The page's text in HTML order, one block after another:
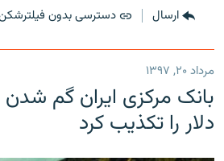
ارسال دسترسی بدون
مرداد ۲۰, ۱۳۹۷
دلار را تکذیب کرد